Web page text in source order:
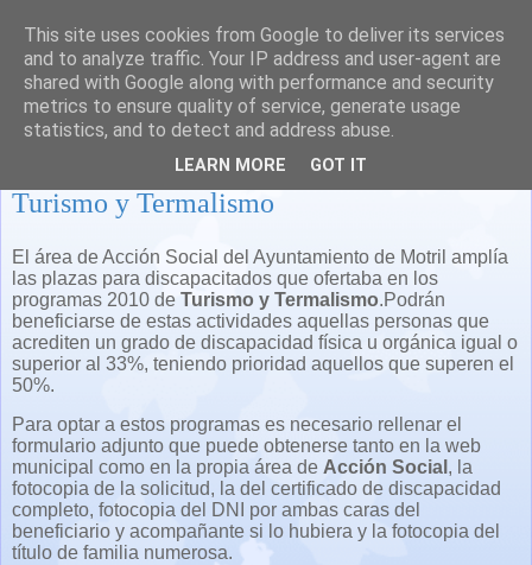
Motril: Más plazas para el programa de
Turismo y Termalismo
El área de Acción Social del Ayuntamiento de Motril amplía
las plazas para discapacitados que ofertaba en los
programas 2010 de Turismo y Termalismo.Podrán
beneficiarse de estas actividades aquellas personas que
acrediten un grado de discapacidad física u orgánica igual o
superior al 33%, teniendo prioridad aquellos que superen el
50%.
Para optar a estos programas es necesario rellenar el
formulario adjunto que puede obtenerse tanto en la web
municipal como en la propia área de Acción Social , la
fotocopia de la solicitud, la del certificado de discapacidad
completo, fotocopia del DNI por ambas caras del
beneficiario y acompañante si lo hubiera y la fotocopia del
título de familia numerosa.
This site uses cookies from Google to deliver its services
and to analyze traffic. Your IP address and user-agent are
shared with Google along with performance and security
metrics to ensure quality of service, generate usage
statistics, and to detect and address abuse.
LEARN MORE GOT IT